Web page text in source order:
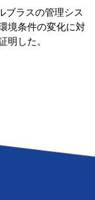
ブラスの管理シス
境条件の変化に対
明した。